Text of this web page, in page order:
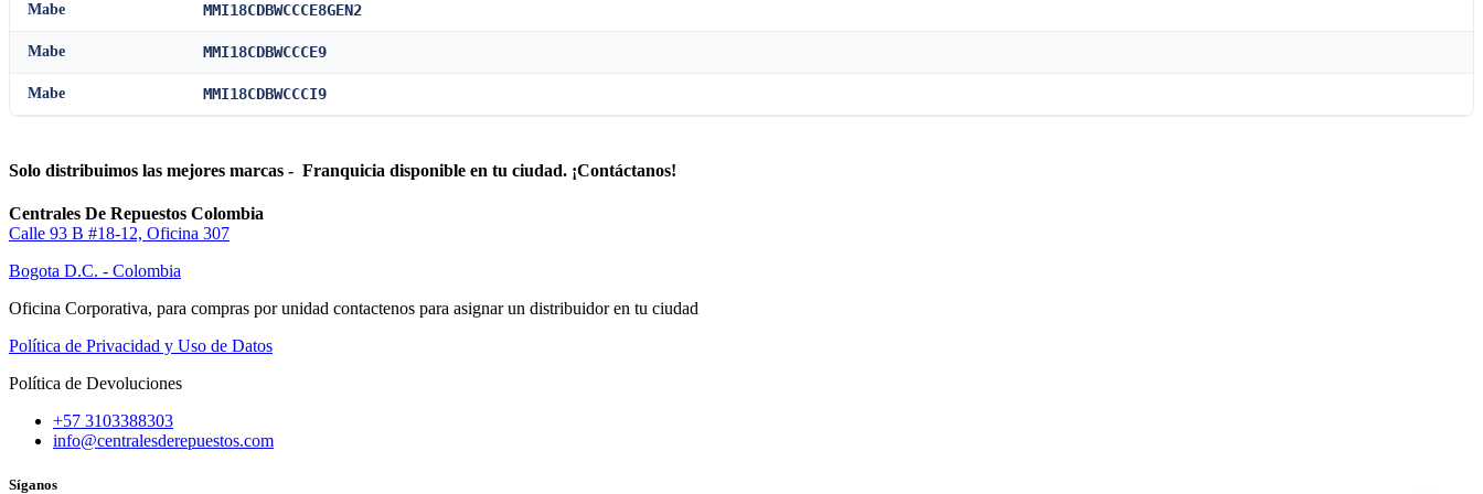
Mabe MMI18CDBWCCCE8GEN2
Mabe MMI18CDBWCCCE9
Mabe MMI18CDBWCCCI9
Solo distribuimos las mejores marcas - Franquicia disponible en tu ciudad. ¡Contáctanos!
Centrales De Repuestos Colombia
Calle 93 B #18-12, Oficina 307
Bogota D.C. - Colombia
Oficina Corporativa, para compras por unidad contactenos para asignar un distribuidor en tu ciudad
Política de Privacidad y Uso de Datos
Política de Devoluciones
+57 3103388303
info@centralesderepuestos.com
Síganos